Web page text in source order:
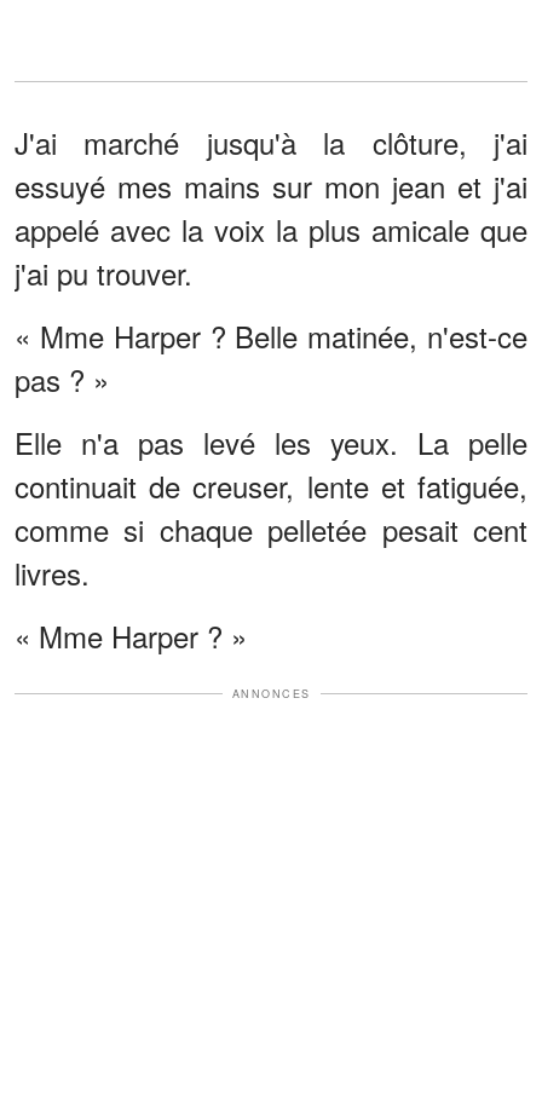
J'ai marché jusqu'à la clôture, j'ai
essuyé mes mains sur mon jean et j'ai
appelé avec la voix la plus amicale que
j'ai pu trouver.
« Mme Harper ? Belle matinée, n'est-ce
pas ? »
Elle n'a pas levé les yeux. La pelle
continuait de creuser, lente et fatiguée,
comme si chaque pelletée pesait cent
livres.
« Mme Harper ? »
ANNONCES